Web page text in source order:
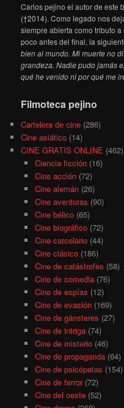
Carlos pejino el autor de este
(†2014). Como legado nos
siempre abierta como tributo
poco antes del final, la
bien al mundo. Mi muerte no
grandeza. Nadie pudo jamás
qué he venido ni por qué me
Filmoteca pejino
Cartelera de cine (286)
Cine asiático (14)
CINE GRATIS ONLINE (462)
Ciencia ficción(16)
Cine acción(72)
Cine alemán(26)
Cine aventuras (90)
Cine bélico(65)
Cine biográfico(72)
Cine carcelario(44)
Cine clásico(186)
Cine de catástrofes (58)
Cine de comedia(76)
Cine de espías (12)
Cine de evasión(169)
Cine de gánsteres (27)
Cine de intriga(74)
Cine de misterio(46)
Cine de propaganda(64)
Cine de psicópatas (154)
Cine de terror(72)
Cine del oeste(52)